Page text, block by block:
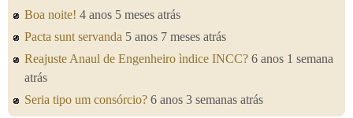
Boa noite! 4 anos 5 meses atrás
Pacta sunt servanda 5 anos 7 meses atrás
Reajuste Anaul de Engenheiro ìndice INCC? 6 anos 1 semana
atrás
Seria tipo um consórcio? 6 anos 3 semanas atrás